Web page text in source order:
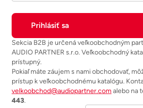
Sekcia B2B je určená veľkoobchodným
AUDIO PARTNER s.r.o. Veľkoobchodný
prístupný.
Pokiaľ máte záujem s nami obchodovať,
prístup k veľkoobchodnému katalógu.
velkoobchod@audiopartner.comalebo na
443.